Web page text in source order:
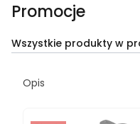
Promocje
Wszystkie produkty w
Opis